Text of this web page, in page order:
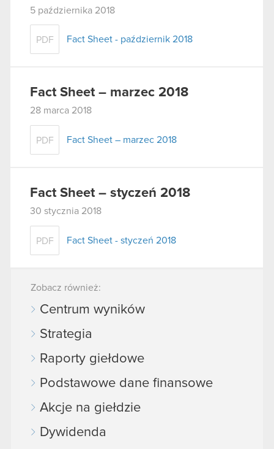
5 października 2018
PDF Fact Sheet - październik 2018
Fact Sheet – marzec 2018
28 marca 2018
PDF Fact Sheet – marzec 2018
Fact Sheet – styczeń 2018
30 stycznia 2018
PDF Fact Sheet - styczeń 2018
Zobacz również:
Centrum wyników
Strategia
Raporty giełdowe
Podstawowe dane finansowe
Akcje na giełdzie
Dywidenda